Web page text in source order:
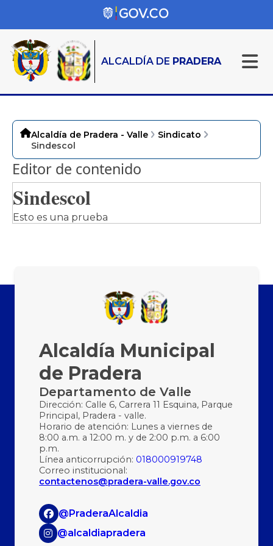
ALCALDÍA DE PRADERA
Alcaldía de Pradera - Valle
Sindicato
Sindescol
Editor de contenido
​​​​​​Sindescol
Esto es una prueba​​
Alcaldía Municipal
de Pradera
Departamento de Valle
Dirección: Calle 6, Carrera 11 Esquina, Parque
Principal, Pradera - valle.
Horario de atención: Lunes a viernes de
8:00 a.m. a 12:00 m. y de 2:00 p.m. a 6:00
p.m.
Línea anticorrupción: 018000919748
Correo institucional:
contactenos@pradera-valle.gov.co
@PraderaAlcaldia
@alcaldiapradera